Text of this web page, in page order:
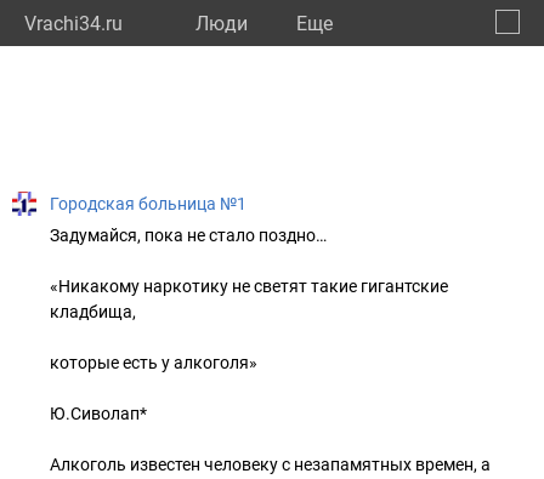
Vrachi34.ru Люди Eще
Городская больница №1
Задумайся, пока не стало поздно…
«Никакому наркотику не светят такие гигантские
кладбища,
которые есть у алкоголя»
Ю.Сиволап*
Алкоголь известен человеку с незапамятных времен, а